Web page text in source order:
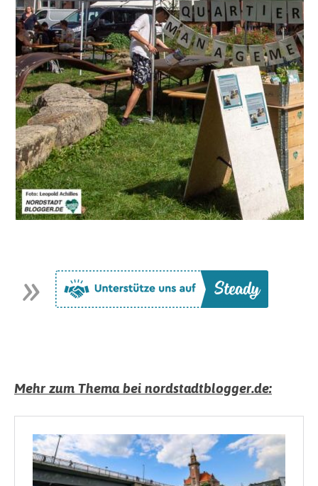
Mehr zum Thema bei nordstadtblogger.de: